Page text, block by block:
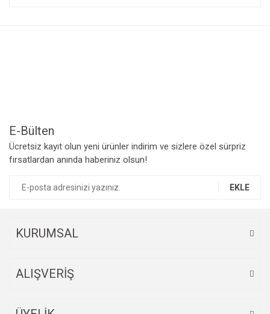
E-Bülten
Ücretsiz kayıt olun yeni ürünler indirim ve sizlere özel sürpriz
fırsatlardan anında haberiniz olsun!
EKLE
KURUMSAL
ALIŞVERİŞ